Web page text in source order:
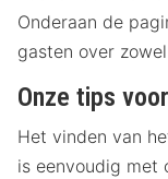
Onderaan de
gasten over
Onze tips
Het vinden van
is eenvoudig met